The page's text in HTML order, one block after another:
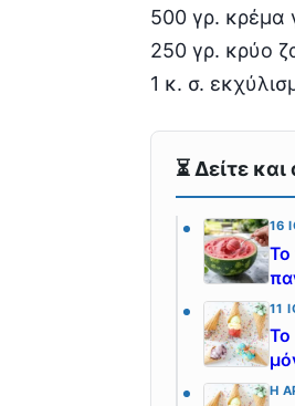
500 γρ. κρέμα
250 γρ. κρύο
1 κ. σ.
⏳ Δείτε
16
Το
11
Το
Η